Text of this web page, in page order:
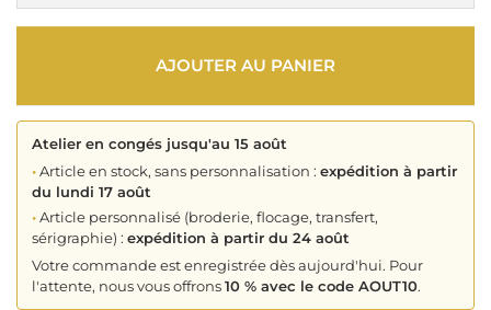
AJOUTER AU PANIER
Atelier en congés jusqu'au 15 août
•Article en stock, sans personnalisation : expédition à partir
du lundi 17 août
•Article personnalisé (broderie, flocage, transfert,
sérigraphie) : expédition à partir du 24 août
Votre commande est enregistrée dès aujourd'hui. Pour
l'attente, nous vous offrons10 % avec le code AOUT10.